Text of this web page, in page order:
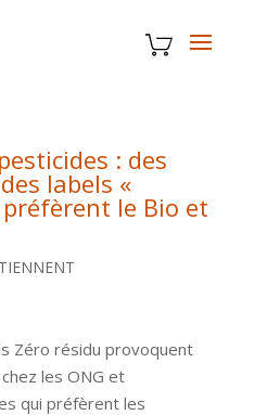
: des
labels «
le Bio et
Zéro résidu provoquent
les ONG et
qui préfèrent les